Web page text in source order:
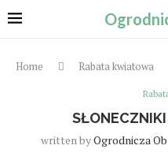
Home Rabata kwiatowa
written byOgrodnicza